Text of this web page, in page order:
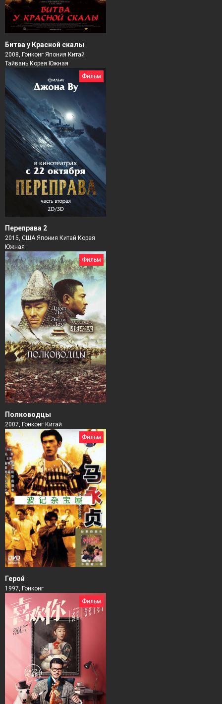
Битва у Красной скалы
2008, Гонконг Япония Китай
Тайвань Корея Южная
Фильм
Переправа 2
2015, США Япония Китай Корея
Южная
Фильм
Полководцы
2007, Гонконг Китай
Фильм
Герой
1997, Гонконг
Фильм